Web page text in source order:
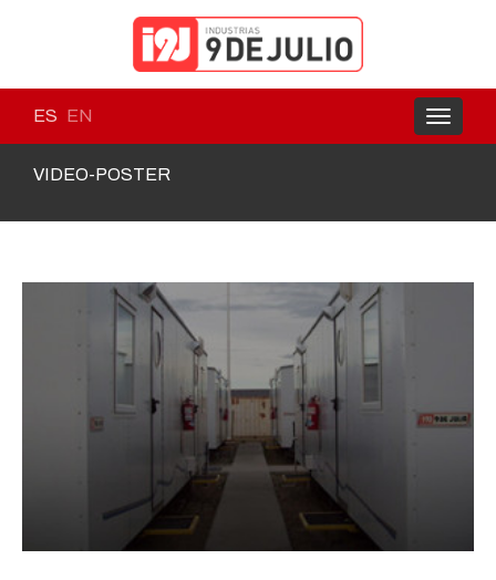
ES EN
Toggle
VIDEO-POSTER